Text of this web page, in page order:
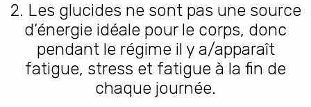
2. Les glucides ne sont pas une source
d’énergie idéale pour le corps, donc
pendant le régime il y a/apparaît
fatigue, stress et fatigue à la fin de
chaque journée.